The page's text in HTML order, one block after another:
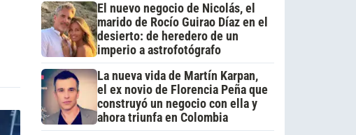
El nuevo negocio de Nicolás, el
marido de Rocío Guirao Díaz en el
desierto: de heredero de un
imperio a astrofotógrafo
La nueva vida de Martín Karpan,
el ex novio de Florencia Peña que
construyó un negocio con ella y
ahora triunfa en Colombia